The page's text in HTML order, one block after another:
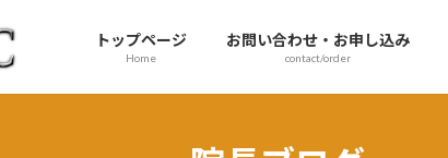
トップページ
Home
お問い合わせ・お申し込み
contact/order